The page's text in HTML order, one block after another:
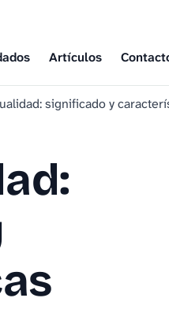
Artículos
significado y